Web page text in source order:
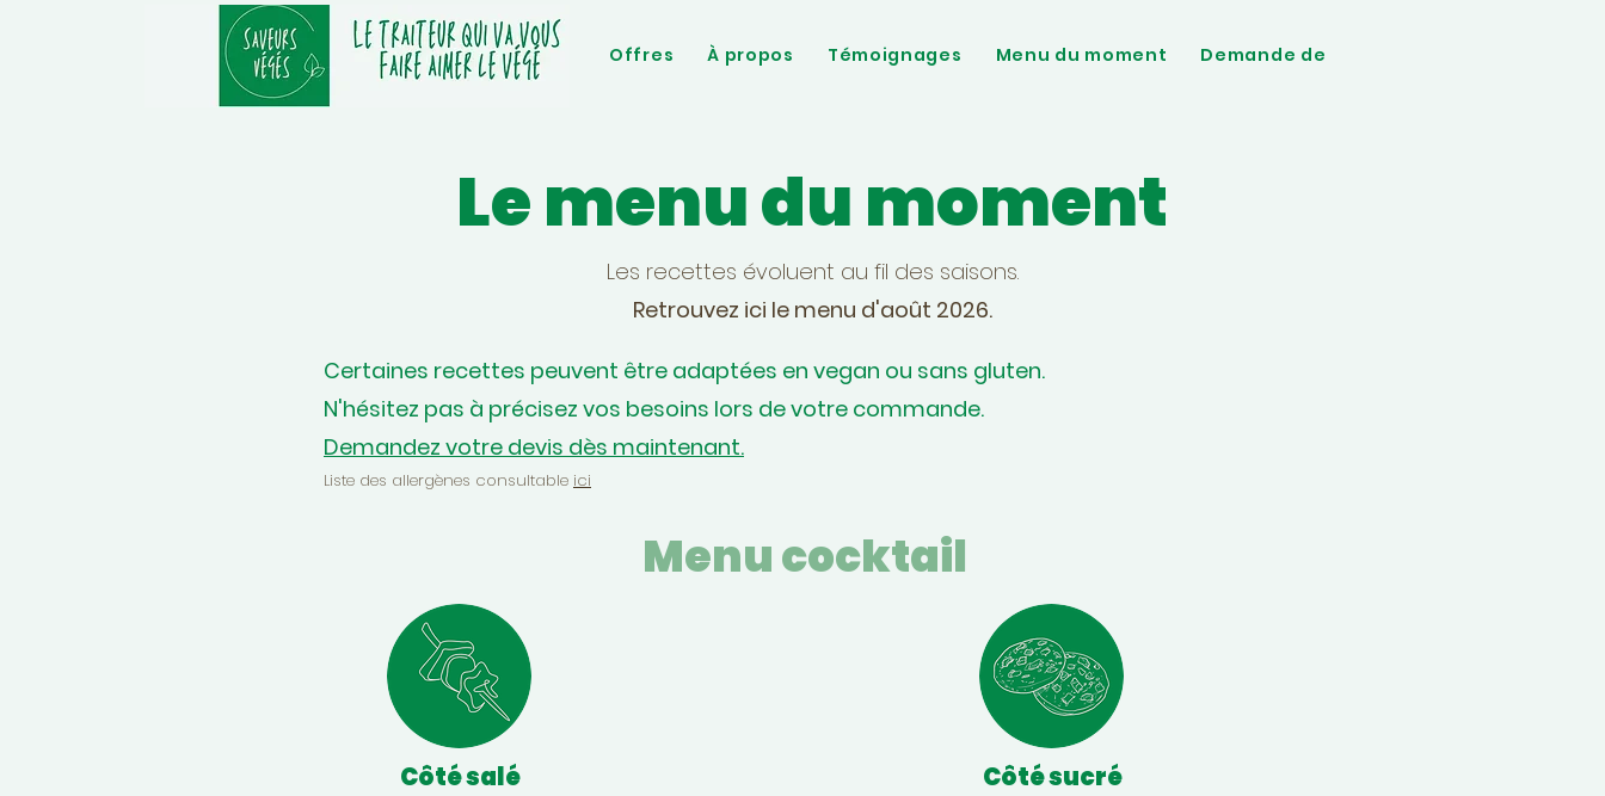
Offres À propos Témoignages Menu du moment Demande de devis
Le menu du moment
Les recettes évoluent au fil des saisons.
Retrouvez ici le menu d'août 2026.
Certaines recettes peuvent être adaptées en vegan ou sans gluten.
N'hésitez pas à précisez vos besoins lors de votre commande.
Demandez votre devis dès maintenant.
Liste des allergènes consultable ici
Menu cocktail
Côté salé Côté sucré